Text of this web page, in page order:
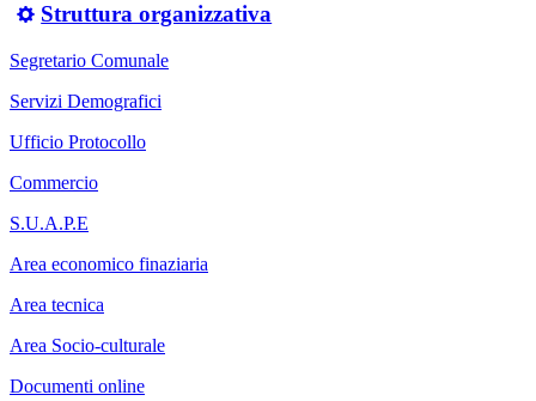
Struttura organizzativa
Segretario Comunale
Servizi Demografici
Ufficio Protocollo
Commercio
S.U.A.P.E
Area economico finaziaria
Area tecnica
Area Socio-culturale
Documenti online